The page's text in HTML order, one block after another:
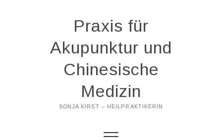
Praxis für
Akupunktur und
Chinesische
Medizin
SONJA KIRST – HEILPRAKTIKERIN